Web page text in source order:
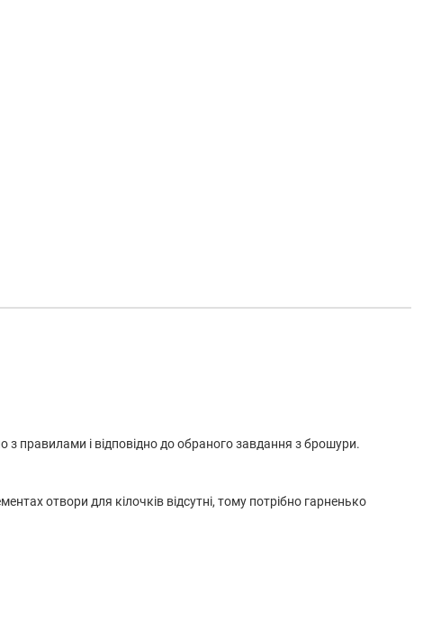
з правилами і відповідно до обраного завдання з брошури.
отвори для кілочків відсутні, тому потрібно гарненько